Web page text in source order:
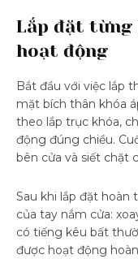
Lắp đặt từng
hoạt động
Bắt đầu với việc lắp
mặt bích thân khóa
theo lắp trục khóa,
động đúng chiều.
bên cửa và siết chặt
Sau khi lắp đặt hoàn
của tay nắm cửa:
có tiếng kêu bất
được hoạt động